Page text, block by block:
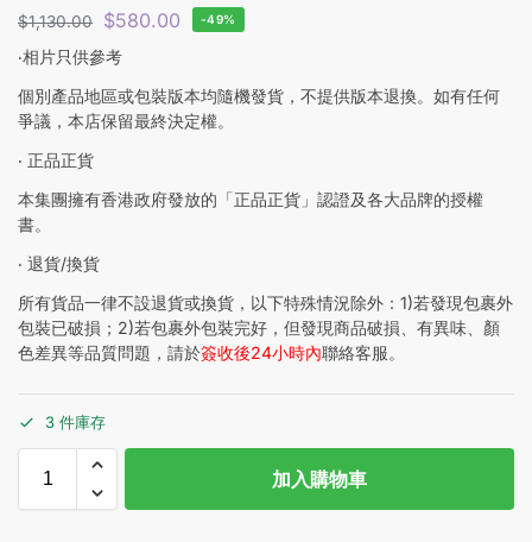
$1,130.00 $580.00 -49%
‧相片只供參考
個別產品地區或包裝版本均隨機發貨，不提供版本退換。如有任何
爭議，本店保留最終決定權。
‧ 正品正貨
本集團擁有香港政府發放的「正品正貨」認證及各大品牌的授權
書。
‧ 退貨/換貨
所有貨品一律不設退貨或換貨，以下特殊情況除外：1)若發現包裹外
包裝已破損；2)若包裹外包裝完好，但發現商品破損、有異味、顏
色差異等品質問題，請於簽收後24小時內聯絡客服。
3 件庫存
加入購物車